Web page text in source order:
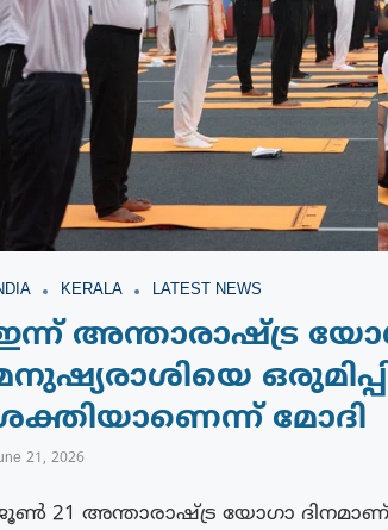
KERALA LATEST NEWS
അന്താരാഷ്ട്ര
മോദി
21, 2026
21 അന്താരാഷ്ട്ര യോഗാ